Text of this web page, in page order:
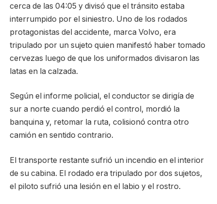
cerca de las 04:05 y divisó que el tránsito estaba
interrumpido por el siniestro. Uno de los rodados
protagonistas del accidente, marca Volvo, era
tripulado por un sujeto quien manifestó haber tomado
cervezas luego de que los uniformados divisaron las
latas en la calzada.
Según el informe policial, el conductor se dirigía de
sur a norte cuando perdió el control, mordió la
banquina y, retomar la ruta, colisionó contra otro
camión en sentido contrario.
El transporte restante sufrió un incendio en el interior
de su cabina. El rodado era tripulado por dos sujetos,
el piloto sufrió una lesión en el labio y el rostro.